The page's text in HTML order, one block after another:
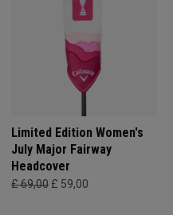
Limited Edition Women's
July Major Fairway
Headcover
£ 69,00 £ 59,00